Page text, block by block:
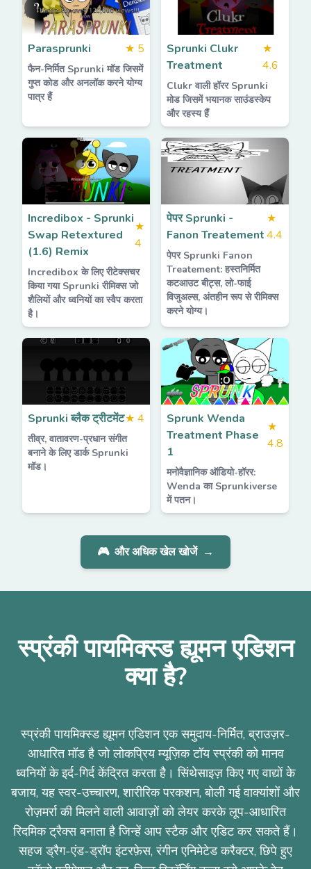
Parasprunki ★ 5
फैन-निर्मित Sprunki मॉड जिसमें
गुप्त कोड और अनलॉक करने योग्य
पात्र हैं
Sprunki Clukr
Treatment
★
4.6
Clukr वाली हॉरर Sprunki
मोड जिसमें भयानक साउंडस्केप
और रहस्य हैं
Incredibox - Sprunki
Swap Retextured
(1.6) Remix
★
4
Incredibox के लिए रीटेक्सचर
किया गया Sprunki रीमिक्स जो
शैलियों और ध्वनियों का स्वैप करता
है।
पेपर Sprunki -
Fanon Treatement
★
4.4
पेपर Sprunki Fanon
Treatement: हस्तनिर्मित
कटआउट बीट्स, लो-फाई
विजुअल्स, अंतहीन रूप से रीमिक्स
करने योग्य।
Sprunki ब्लैक ट्रीटमेंट★ 4
तीव्र, वातावरण-प्रधान संगीत
बनाने के लिए डार्क Sprunki
मॉड।
Sprunk Wenda
Treatment Phase
1
★
4.8
मनोवैज्ञानिक ऑडियो-हॉरर:
Wenda का Sprunkiverse
में पतन।
🎮 और अधिक खेल खोजें →
स्प्रंकी पायमिक्स्ड ह्यूमन एडिशन
क्या है?
स्प्रंकी पायमिक्स्ड ह्यूमन एडिशन एक समुदाय-निर्मित, ब्राउज़र-
आधारित मॉड है जो लोकप्रिय म्यूज़िक टॉय स्प्रंकी को मानव
ध्वनियों के इर्द-गिर्द केंद्रित करता है। सिंथेसाइज़ किए गए वाद्यों के
बजाय, यह स्वर-उच्चारण, शारीरिक परकशन, बोली गई वाक्यांशों और
रोज़मर्रा की मिलने वाली आवाज़ों को लेयर करके लूप-आधारित
रिदमिक ट्रैक्स बनाता है जिन्हें आप स्टैक और एडिट कर सकते हैं।
सहज ड्रैग-एंड-ड्रॉप इंटरफ़ेस, रंगीन एनिमेटेड करैक्टर, छिपे हुए